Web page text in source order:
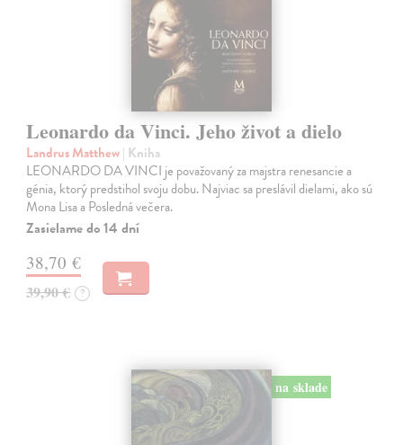
Leonardo da Vinci. Jeho život a dielo
Landrus Matthew| Kniha
LEONARDO DA VINCI je považovaný za majstra renesancie a
génia, ktorý predstihol svoju dobu. Najviac sa preslávil dielami, ako sú
Mona Lisa a Posledná večera.
Zasielame do 14 dní
38,70 €
39,90 € ?
na sklade